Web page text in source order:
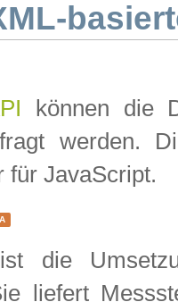
können die
werden.
für JavaScript.
die
liefert